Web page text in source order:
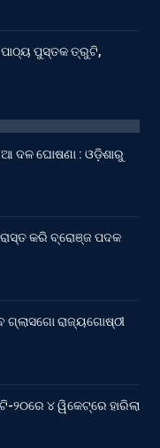
ପୁସ୍ତକ ତ୍ରୁଟି,
ଦଳ ଘୋଷଣା : ଓଡ଼ିଶାରୁ
କରି ବ୍ରୋଞ୍ଜ ପଦକ
ଗ୍ଲାସଗୋ ରାଜ୍ୟଗୋଷ୍ଠୀ
୪ ୱିକେଟ୍‌ରେ ହାରିଲା